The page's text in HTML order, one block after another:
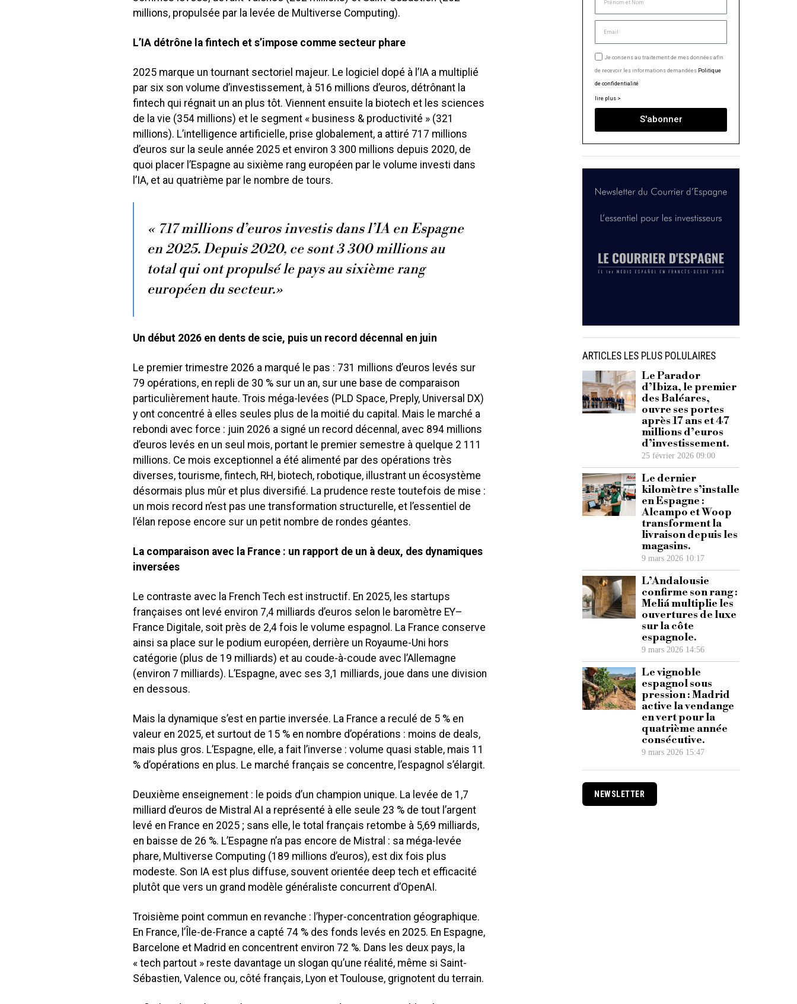
millions, propulsée par la levée de Multiverse Computing).
L’IA détrône la fintech et s’impose comme secteur phare
2025 marque un tournant sectoriel majeur. Le logiciel dopé à l’IA a multiplié
par six son volume d’investissement, à 516 millions d’euros, détrônant la
fintech qui régnait un an plus tôt. Viennent ensuite la biotech et les sciences
de la vie (354 millions) et le segment « business & productivité » (321
millions). L’intelligence artificielle, prise globalement, a attiré 717 millions
d’euros sur la seule année 2025 et environ 3 300 millions depuis 2020, de
quoi placer l’Espagne au sixième rang européen par le volume investi dans
l’IA, et au quatrième par le nombre de tours.
« 717 millions d’euros investis dans l’IA en Espagne
en 2025. Depuis 2020, ce sont 3 300 millions au
total qui ont propulsé le pays au sixième rang
européen du secteur.»
Un début 2026 en dents de scie, puis un record décennal en juin
Le premier trimestre 2026 a marqué le pas : 731 millions d’euros levés sur
79 opérations, en repli de 30 % sur un an, sur une base de comparaison
particulièrement haute. Trois méga-levées (PLD Space, Preply, Universal DX)
y ont concentré à elles seules plus de la moitié du capital. Mais le marché a
rebondi avec force : juin 2026 a signé un record décennal, avec 894 millions
d’euros levés en un seul mois, portant le premier semestre à quelque 2 111
millions. Ce mois exceptionnel a été alimenté par des opérations très
diverses, tourisme, fintech, RH, biotech, robotique, illustrant un écosystème
désormais plus mûr et plus diversifié. La prudence reste toutefois de mise :
un mois record n’est pas une transformation structurelle, et l’essentiel de
l’élan repose encore sur un petit nombre de rondes géantes.
La comparaison avec la France : un rapport de un à deux, des dynamiques
inversées
Le contraste avec la French Tech est instructif. En 2025, les startups
françaises ont levé environ 7,4 milliards d’euros selon le baromètre EY–
France Digitale, soit près de 2,4 fois le volume espagnol. La France conserve
ainsi sa place sur le podium européen, derrière un Royaume-Uni hors
catégorie (plus de 19 milliards) et au coude-à-coude avec l’Allemagne
(environ 7 milliards). L’Espagne, avec ses 3,1 milliards, joue dans une division
en dessous.
Mais la dynamique s’est en partie inversée. La France a reculé de 5 % en
valeur en 2025, et surtout de 15 % en nombre d’opérations : moins de deals,
mais plus gros. L’Espagne, elle, a fait l’inverse : volume quasi stable, mais 11
% d’opérations en plus. Le marché français se concentre, l’espagnol s’élargit.
Deuxième enseignement : le poids d’un champion unique. La levée de 1,7
milliard d’euros de Mistral AI a représenté à elle seule 23 % de tout l’argent
levé en France en 2025 ; sans elle, le total français retombe à 5,69 milliards,
en baisse de 26 %. L’Espagne n’a pas encore de Mistral : sa méga-levée
phare, Multiverse Computing (189 millions d’euros), est dix fois plus
modeste. Son IA est plus diffuse, souvent orientée deep tech et efficacité
plutôt que vers un grand modèle généraliste concurrent d’OpenAI.
Troisième point commun en revanche : l’hyper-concentration géographique.
En France, l’Île-de-France a capté 74 % des fonds levés en 2025. En Espagne,
Barcelone et Madrid en concentrent environ 72 %. Dans les deux pays, la
« tech partout » reste davantage un slogan qu’une réalité, même si Saint-
Sébastien, Valence ou, côté français, Lyon et Toulouse, grignotent du terrain.
Je consens au traitement de mes données afin
de recevoir les informations demandées. Politique
de confidentialité
lire plus >
S'abonner
ARTICLES LES PLUS POLULAIRES
Le Parador
d’Ibiza, le premier
des Baléares,
ouvre ses portes
après 17 ans et 47
millions d’euros
d’investissement.
25 février 2026 09:00
Le dernier
kilomètre s’installe
en Espagne :
Alcampo et Woop
transforment la
livraison depuis les
magasins.
9 mars 2026 10:17
L’Andalousie
confirme son rang :
Meliá multiplie les
ouvertures de luxe
sur la côte
espagnole.
9 mars 2026 14:56
Le vignoble
espagnol sous
pression : Madrid
active la vendange
en vert pour la
quatrième année
consécutive.
9 mars 2026 15:47
NEWSLETTER